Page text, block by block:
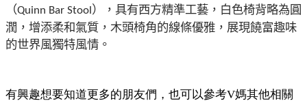
（Quinn Bar Stool ），具有西方精準工藝，白色椅背略為圓
潤，增添柔和氣質，木頭椅角的線條優雅，展現饒富趣味
的世界風獨特風情。
有興趣想要知道更多的朋友們，也可以參考V媽其他相關